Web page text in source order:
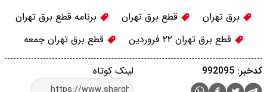
برق تهران قطع برق تهران
برنامه قطع برق تهران
قطع برق تهران ۲۲ فروردین
قطع برق تهران جمعه
لینک کوتاه کدخبر: 992095